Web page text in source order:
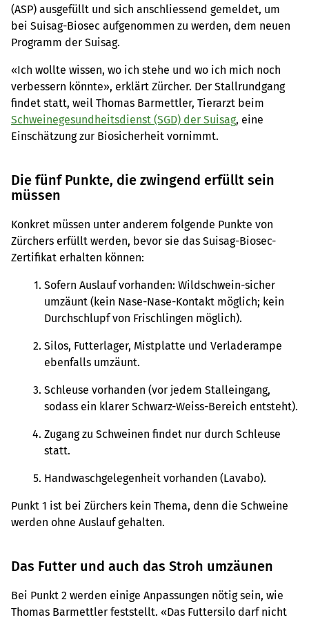
(ASP) ausgefüllt und sich anschliessend gemeldet, um
bei Suisag-Biosec aufgenommen zu werden, dem neuen
Programm der Suisag.
«Ich wollte wissen, wo ich stehe und wo ich mich noch
verbessern könnte», erklärt Zürcher. Der Stallrundgang
findet statt, weil Thomas Barmettler, Tierarzt beim
Schweinegesundheitsdienst (SGD) der Suisag, eine
Einschätzung zur Biosicherheit vornimmt.
Die fünf Punkte, die zwingend erfüllt sein
müssen
Konkret müssen unter anderem folgende Punkte von
Zürchers erfüllt werden, bevor sie das Suisag-Biosec-
Zertifikat erhalten können:
Sofern Auslauf vorhanden: Wildschwein-sicher
umzäunt (kein Nase-Nase-Kontakt möglich; kein
Durchschlupf von Frischlingen möglich).
Silos, Futterlager, Mistplatte und Verladerampe
ebenfalls umzäunt.
Schleuse vorhanden (vor jedem Stalleingang,
sodass ein klarer Schwarz-Weiss-Bereich entsteht).
Zugang zu Schweinen findet nur durch Schleuse
statt.
Handwaschgelegenheit vorhanden (Lavabo).
Punkt 1 ist bei Zürchers kein Thema, denn die Schweine
werden ohne Auslauf gehalten.
Das Futter und auch das Stroh umzäunen
Bei Punkt 2 werden einige Anpassungen nötig sein, wie
Thomas Barmettler feststellt. «Das Futtersilo darf nicht